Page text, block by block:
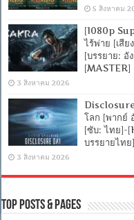
5 สิงหาคม
[1080p
ไร้พ่าย [เสี
[บรรยาย:
[MASTER]
3 สิงหาคม 2026
Disclosure
โลก [พากย์
[ซับ: ไทย]-
บรรยายไท
3 สิงหาคม 2026
Top Posts & Pages